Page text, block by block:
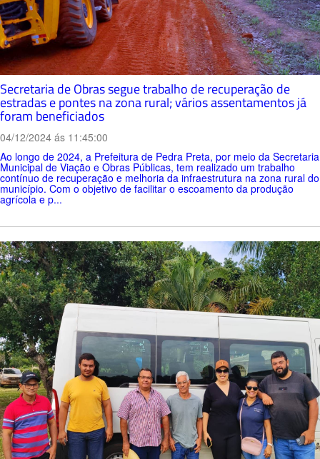
Secretaria de Obras segue trabalho de recuperação de
estradas e pontes na zona rural; vários assentamentos já
foram beneficiados
04/12/2024 ás 11:45:00
Ao longo de 2024, a Prefeitura de Pedra Preta, por meio da Secretaria
Municipal de Viação e Obras Públicas, tem realizado um trabalho
contínuo de recuperação e melhoria da infraestrutura na zona rural do
município. Com o objetivo de facilitar o escoamento da produção
agrícola e p...